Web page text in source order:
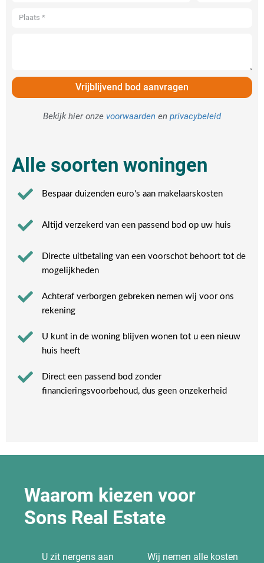
Vrijblijvend bod aanvragen
Bekijk hier onze voorwaarden en privacybeleid
Alle soorten woningen
Bespaar duizenden euro's aan makelaarskosten
Altijd verzekerd van een passend bod op uw huis
Directe uitbetaling van een voorschot behoort tot de
mogelijkheden
Achteraf verborgen gebreken nemen wij voor ons
rekening​
U kunt in de woning blijven wonen tot u een nieuw
huis heeft​
Direct een passend bod zonder
financieringsvoorbehoud, dus geen onzekerheid​
Waarom kiezen voor
Sons Real Estate
U zit nergens aan
Wij nemen alle kosten